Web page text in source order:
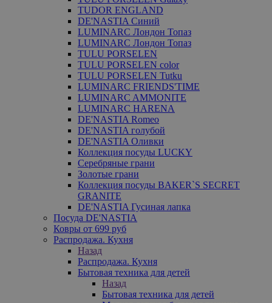
TUDOR ENGLAND
DE'NASTIA Синий
LUMINARC Лондон Топаз
LUMINARC Лондон Топаз
TULU PORSELEN
TULU PORSELEN color
TULU PORSELEN Tutku
LUMINARC FRIENDS'TIME
LUMINARC AMMONITE
LUMINARC HARENA
DE'NASTIA Romeo
DE'NASTIA голубой
DE'NASTIA Оливки
Коллекция посуды LUCKY
Серебряные грани
Золотые грани
Коллекция посуды BAKER`S SECRET
GRANITE
DE'NASTIA Гусиная лапка
Посуда DE'NASTIA
Ковры от 699 руб
Распродажа. Кухня
Назад
Распродажа. Кухня
Бытовая техника для детей
Назад
Бытовая техника для детей